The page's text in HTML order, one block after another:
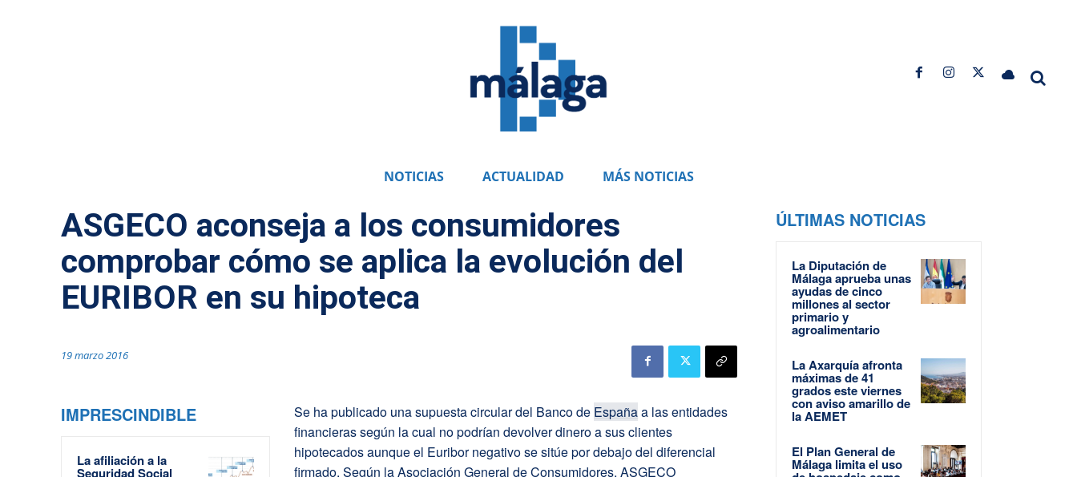
NOTICIAS ACTUALIDAD MÁS NOTICIAS
ASGECO aconseja a los consumidores
comprobar cómo se aplica la evolución del
EURIBOR en su hipoteca
19 marzo 2016
IMPRESCINDIBLE
La afiliación a la
Seguridad Social
Se ha publicado una supuesta circular del Banco de Españaa las entidades
financieras según la cual no podrían devolver dinero a sus clientes
hipotecados aunque el Euribor negativo se sitúe por debajo del diferencial
firmado. Según la Asociación General de Consumidores, ASGECO
ÚLTIMAS NOTICIAS
La Diputación de
Málaga aprueba unas
ayudas de cinco
millones al sector
primario y
agroalimentario
La Axarquía afronta
máximas de 41
grados este viernes
con aviso amarillo de
la AEMET
El Plan General de
Málaga limita el uso